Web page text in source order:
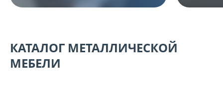
КАТАЛОГ МЕТАЛЛИЧЕСКОЙ
МЕБЕЛИ